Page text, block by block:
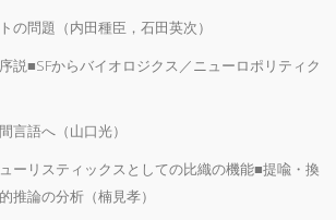
の問題（内田種臣，石田英次）
説■SFからバイオロジクス／ニューロポリティク
言語へ（山口光）
ーリスティックスとしての比織の機能■提喩・換
推論の分析（楠見孝）